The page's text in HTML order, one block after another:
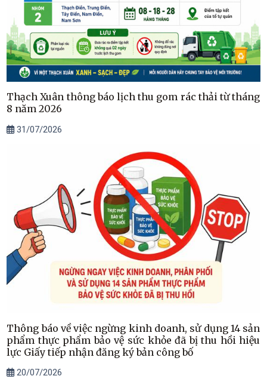
Thạch Xuân thông báo lịch thu gom rác thải từ tháng
8 năm 2026
31/07/2026
Thông báo về việc ngừng kinh doanh, sử dụng 14 sản
phẩm thực phẩm bảo vệ sức khỏe đã bị thu hồi hiệu
lực Giấy tiếp nhận đăng ký bản công bố
20/07/2026